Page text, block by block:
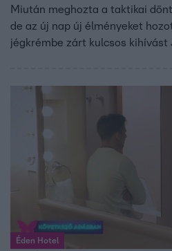
Miután meghozta a taktikai
de az új nap új élményeket
jégkrémbe zárt kulcsos kihívást
okozta.
Éden Hotel